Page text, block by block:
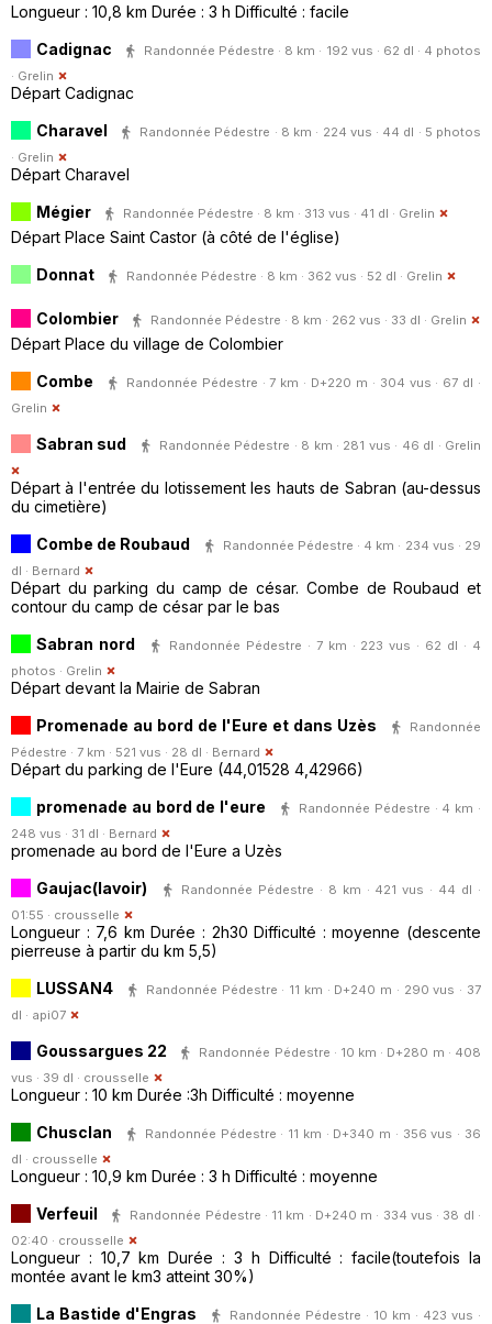
Longueur : 10,8 km Durée : 3 h Difficulté : facile
Cadignac
Randonnée Pédestre · 8 km · 192 vus · 62 dl · 4 photos
· Grelin
Départ Cadignac
Charavel
Randonnée Pédestre · 8 km · 224 vus · 44 dl · 5 photos
· Grelin
Départ Charavel
Mégier
Randonnée Pédestre · 8 km · 313 vus · 41 dl · Grelin
Départ Place Saint Castor (à côté de l'église)
Donnat
Randonnée Pédestre · 8 km · 362 vus · 52 dl · Grelin
Colombier Randonnée Pédestre · 8 km · 262 vus · 33 dl · Grelin
Départ Place du village de Colombier
Combe
Randonnée Pédestre · 7 km · D+220 m · 304 vus · 67 dl ·
Grelin
Sabran sud Randonnée Pédestre · 8 km · 281 vus · 46 dl · Grelin
Départ à l'entrée du lotissement les hauts de Sabran (au-dessus
du cimetière)
Combe de Roubaud
Randonnée Pédestre · 4 km · 234 vus · 29
dl · Bernard
Départ du parking du camp de césar. Combe de Roubaud et
contour du camp de césar par le bas
Sabran nord
Randonnée Pédestre · 7 km · 223 vus · 62 dl · 4
photos · Grelin
Départ devant la Mairie de Sabran
Promenade au bord de l'Eure et dans Uzès
Randonnée
Pédestre · 7 km · 521 vus · 28 dl · Bernard
Départ du parking de l'Eure (44,01528 4,42966)
promenade au bord de l'eure
Randonnée Pédestre · 4 km ·
248 vus · 31 dl · Bernard
promenade au bord de l'Eure a Uzès
Gaujac(lavoir)
Randonnée Pédestre · 8 km · 421 vus · 44 dl ·
01:55 · crousselle
Longueur : 7,6 km Durée : 2h30 Difficulté : moyenne (descente
pierreuse à partir du km 5,5)
LUSSAN4
Randonnée Pédestre · 11 km · D+240 m · 290 vus · 37
dl · api07
Goussargues 22
Randonnée Pédestre · 10 km · D+280 m · 408
vus · 39 dl · crousselle
Longueur : 10 km Durée :3h Difficulté : moyenne
Chusclan
Randonnée Pédestre · 11 km · D+340 m · 356 vus · 36
dl · crousselle
Longueur : 10,9 km Durée : 3 h Difficulté : moyenne
Verfeuil
Randonnée Pédestre · 11 km · D+240 m · 334 vus · 38 dl ·
02:40 · crousselle
Longueur : 10,7 km Durée : 3 h Difficulté : facile(toutefois la
montée avant le km3 atteint 30%)
La Bastide d'Engras
Randonnée Pédestre · 10 km · 423 vus ·